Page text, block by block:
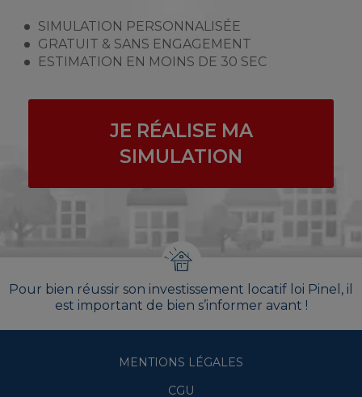
SIMULATION PERSONNALISÉE
GRATUIT & SANS ENGAGEMENT
ESTIMATION EN MOINS DE 30 SEC
JE RÉALISE MA
SIMULATION
Pour bien réussir son investissement locatif loi Pinel, il
est important de bien s’informer avant !
MENTIONS LÉGALES
CGU